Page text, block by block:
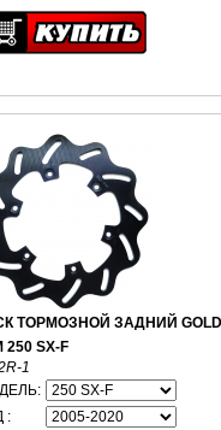
ТОРМОЗНОЙ ЗАДНИЙ GOLD
250 SX-F
1
: